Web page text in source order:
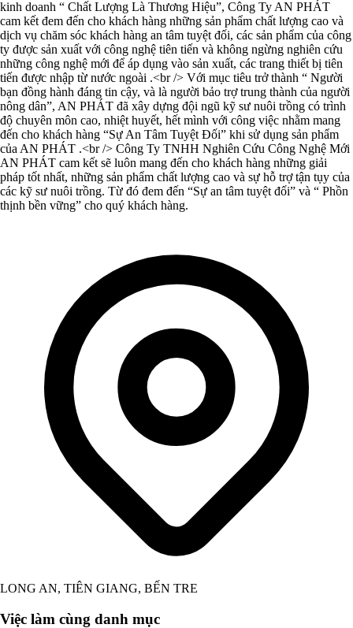
kinh doanh “ Chất Lượng Là Thương Hiệu”, Công Ty AN PHÁT
cam kết đem đến cho khách hàng những sản phẩm chất lượng cao và
dịch vụ chăm sóc khách hàng an tâm tuyệt đối, các sản phẩm của công
ty được sản xuất với công nghệ tiên tiến và không ngừng nghiên cứu
những công nghệ mới để áp dụng vào sản xuất, các trang thiết bị tiên
tiến được nhập từ nước ngoài .<br /> Với mục tiêu trở thành “ Người
bạn đồng hành đáng tin cậy, và là người bảo trợ trung thành của người
nông dân”, AN PHÁT đã xây dựng đội ngũ kỹ sư nuôi trồng có trình
độ chuyên môn cao, nhiệt huyết, hết mình với công việc nhằm mang
đến cho khách hàng “Sự An Tâm Tuyệt Đối” khi sử dụng sản phẩm
của AN PHÁT .<br /> Công Ty TNHH Nghiên Cứu Công Nghệ Mới
AN PHÁT cam kết sẽ luôn mang đến cho khách hàng những giải
pháp tốt nhất, những sản phẩm chất lượng cao và sự hỗ trợ tận tụy của
các kỹ sư nuôi trồng. Từ đó đem đến “Sự an tâm tuyệt đối” và “ Phồn
thịnh bền vững” cho quý khách hàng.
LONG AN, TIÊN GIANG, BẾN TRE
Việc làm cùng danh mục